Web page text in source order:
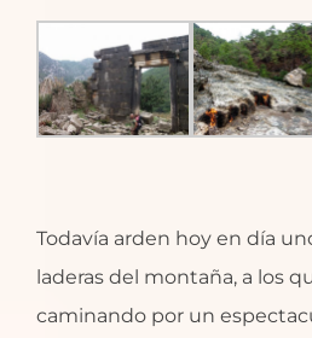
Todavía arden hoy en día
laderas del montaña, a los
caminando por un